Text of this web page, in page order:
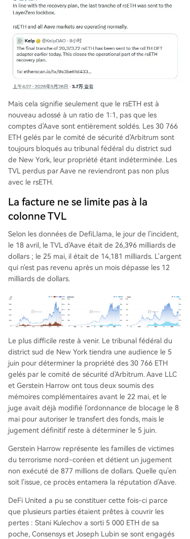
e nouvelle mobilisation comme DeFi United sera
difficile à reproduire.
Mais cela signifie seulement que le rsETH est à
nouveau adossé à un ratio de 1:1, pas que les
comptes d'Aave sont entièrement soldés. Les 30 766
ETH gelés par le comité de sécurité d'Arbitrum sont
toujours bloqués au tribunal fédéral du district sud
de New York, leur propriété étant indéterminée. Les
TVL perdus par Aave ne reviendront pas non plus
avec le rsETH.
La facture ne se limite pas à la
colonne TVL
Selon les données de DefiLlama, le jour de l'incident,
le 18 avril, le TVL d'Aave était de 26,396 milliards de
dollars ; le 25 mai, il était de 14,181 milliards. L'argent
qui n'est pas revenu après un mois dépasse les 12
milliards de dollars.
Le plus difficile reste à venir. Le tribunal fédéral du
district sud de New York tiendra une audience le 5
juin pour déterminer la propriété des 30 766 ETH
gelés par le comité de sécurité d'Arbitrum. Aave LLC
et Gerstein Harrow ont tous deux soumis des
mémoires complémentaires avant le 22 mai, et le
juge avait déjà modifié l'ordonnance de blocage le 8
mai pour autoriser le transfert des fonds, mais le
jugement définitif reste à déterminer le 5 juin.
Gerstein Harrow représente les familles de victimes
du terrorisme nord-coréen et détient un jugement
non exécuté de 877 millions de dollars. Quelle qu'en
soit l'issue, ce procès entamera la réputation d'Aave.
DeFi United a pu se constituer cette fois-ci parce
que plusieurs parties étaient prêtes à couvrir les
pertes : Stani Kulechov a sorti 5 000 ETH de sa
poche, Consensys et Joseph Lubin se sont engagés